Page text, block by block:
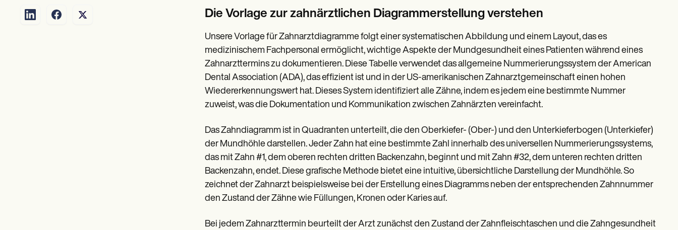
Die Vorlage zur zahnärztlichen Diagrammerstellung verstehen
Unsere Vorlage für Zahnarztdiagramme folgt einer systematischen Abbildung und einem Layout, das es
medizinischem Fachpersonal ermöglicht, wichtige Aspekte der Mundgesundheit eines Patienten während eines
Zahnarzttermins zu dokumentieren. Diese Tabelle verwendet das allgemeine Nummerierungssystem der American
Dental Association (ADA), das effizient ist und in der US-amerikanischen Zahnarztgemeinschaft einen hohen
Wiedererkennungswert hat. Dieses System identifiziert alle Zähne, indem es jedem eine bestimmte Nummer
zuweist, was die Dokumentation und Kommunikation zwischen Zahnärzten vereinfacht.
Das Zahndiagramm ist in Quadranten unterteilt, die den Oberkiefer- (Ober-) und den Unterkieferbogen (Unterkiefer)
der Mundhöhle darstellen. Jeder Zahn hat eine bestimmte Zahl innerhalb des universellen Nummerierungssystems,
das mit Zahn #1, dem oberen rechten dritten Backenzahn, beginnt und mit Zahn #32, dem unteren rechten dritten
Backenzahn, endet. Diese grafische Methode bietet eine intuitive, übersichtliche Darstellung der Mundhöhle. So
zeichnet der Zahnarzt beispielsweise bei der Erstellung eines Diagramms neben der entsprechenden Zahnnummer
den Zustand der Zähne wie Füllungen, Kronen oder Karies auf.
Bei jedem Zahnarzttermin beurteilt der Arzt zunächst den Zustand der Zahnfleischtaschen und die Zahngesundheit